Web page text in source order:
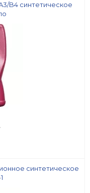
B4 синтетическое
синтетическое